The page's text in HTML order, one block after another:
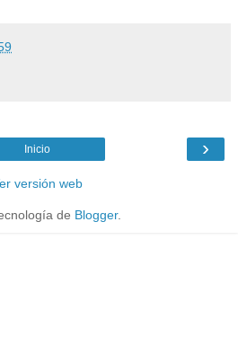
›
Inicio
versión web
de Blogger.